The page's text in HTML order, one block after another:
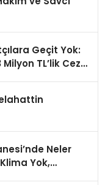
Geçit Yok:
TL’lik Ceza
Neler
Yok,